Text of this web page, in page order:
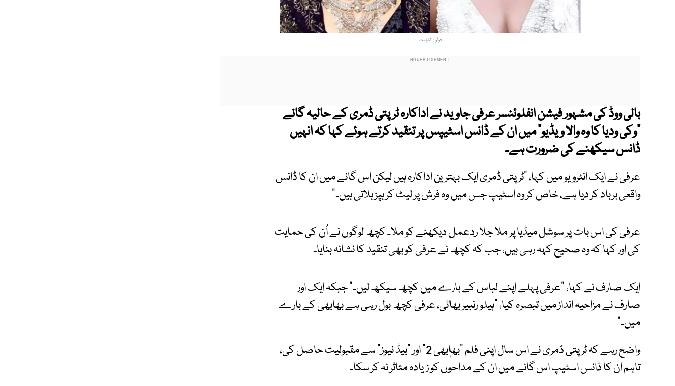
فوٹو : انٹرنیٹ
بالی ووڈ کی مشہور فیشن انفلوئنسر عرفی جاوید نے اداکارہ ٹرپتی ڈمری کے حالیہ گانے
"وکی ودیا کا وہ والا ویڈیو" میں ان کے ڈانس اسٹیپس پر تنقید کرتے ہوئے کہا کہ انہیں
ڈانس سیکھنے کی ضرورت ہے۔
عرفی نے ایک انٹرویو میں کہا، "ٹرپتی ڈمری ایک بہترین اداکارہ ہیں لیکن اس گانے میں ان کا ڈانس
واقعی برباد کر دیا ہے، خاص کر وہ اسٹیپ جس میں وہ فرش پر لیٹ کر ہپز ہلاتی ہیں۔"
عرفی کی اس بات پر سوشل میڈیا پر ملا جلا ردعمل دیکھنے کو ملا۔ کچھ لوگوں نے اُن کی حمایت
کی اور کہا کہ وہ صحیح کہہ رہی ہیں، جب کہ کچھ نے عرفی کو بھی تنقید کا نشانہ بنایا۔
ایک صارف نے کہا، "عرفی پہلے اپنے لباس کے بارے میں کچھ سیکھ لیں۔" جبکہ ایک اور
صارف نے مزاحیہ انداز میں تبصرہ کیا، "ہیلو رنبیر بھائی، عرفی کچھ بول رہی ہے بھابھی کے بارے
میں۔"
واضح رہے کہ ٹرپتی ڈمری نے اس سال اپنی فلم "بھاٖبھی 2" اور "بیڈ نیوز" سے مقبولیت حاصل کی،
تاہم ان کا ڈانس اسٹیپ اس گانے میں ان کے مداحوں کو زیادہ متاثر نہ کر سکا۔